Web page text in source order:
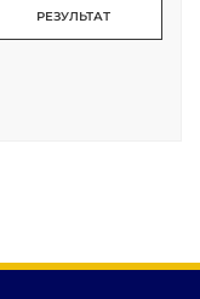
РЕЗУЛЬТАТ